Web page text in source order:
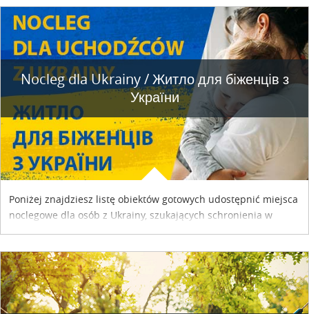
Nocleg dla Ukrainy / Житло для бiженцiв з
України
Poniżej znajdziesz listę obiektów gotowych udostępnić miejsca
noclegowe dla osób z Ukrainy, szukających schronienia w